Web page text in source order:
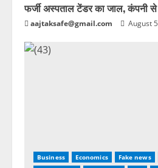
फर्जी अस्पताल टेंडर का जाल, कंपनी
aajtaksafe@gmail.com August
Business Economics Fake news